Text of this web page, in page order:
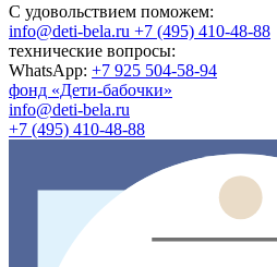
С удовольствием поможем:
info@deti-bela.ru +7 (495) 410-48-88
технические вопросы:
WhatsApp: +7 925 504-58-94
фонд «Дети-бабочки»
info@deti-bela.ru
+7 (495) 410-48-88